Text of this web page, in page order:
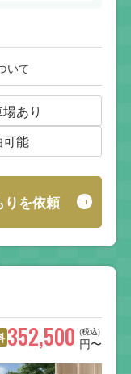
いて
あり
能
りを依頼
(税込)
352,500 円〜